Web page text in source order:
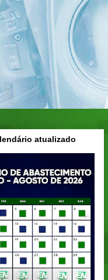
atualizado